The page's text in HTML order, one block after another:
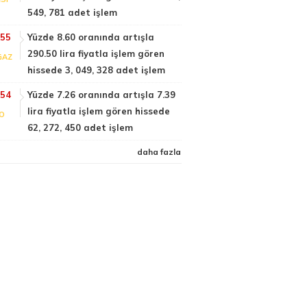
549, 781 adet işlem
Yüzde 8.60 oranında artışla
290.50 lira fiyatla işlem gören
hissede 3, 049, 328 adet işlem
Yüzde 7.26 oranında artışla 7.39
lira fiyatla işlem gören hissede
62, 272, 450 adet işlem
daha fazla